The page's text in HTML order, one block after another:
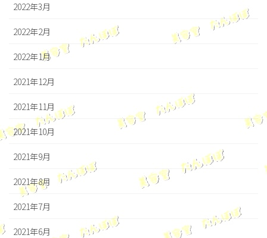
2022年3月
2022年2月
2022年1月
2021年12月
2021年11月
2021年10月
2021年9月
2021年8月
2021年7月
2021年6月